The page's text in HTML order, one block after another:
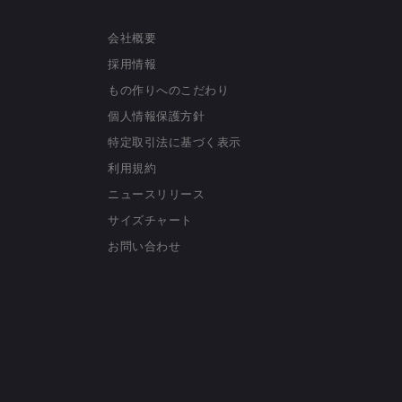
会社概要
採用情報
もの作りへのこだわり
個人情報保護方針
特定取引法に基づく表示
利用規約
ニュースリリース
サイズチャート
お問い合わせ